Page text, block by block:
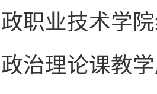
职业技术学
治理论课教